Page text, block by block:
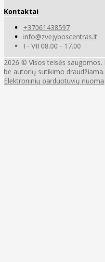
Kontaktai
+37061438597
info@zvejyboscentras.lt
I - VII 08.00 - 17.00
2026 © Visos teisės
be autorių sutikimo draudžiama.
Elektroninių parduotuvių nuoma